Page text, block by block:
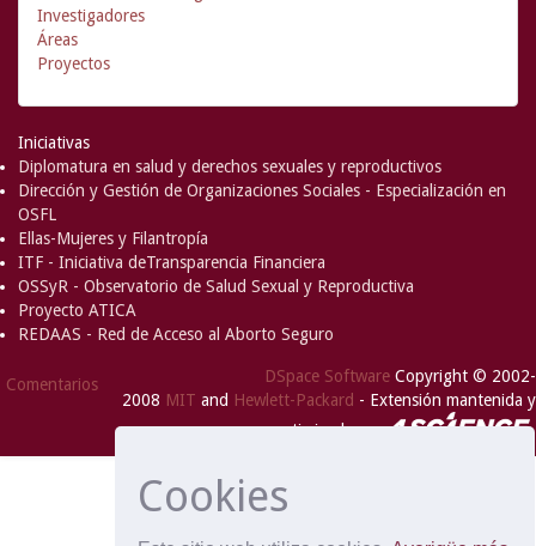
Cookies
Investigadores
Áreas
Proyectos
Iniciativas
Diplomatura en salud y derechos sexuales y reproductivos
Dirección y Gestión de Organizaciones Sociales - Especialización en
OSFL
Ellas-Mujeres y Filantropía
ITF - Iniciativa deTransparencia Financiera
OSSyR - Observatorio de Salud Sexual y Reproductiva
Proyecto ATICA
REDAAS - Red de Acceso al Aborto Seguro
Comentarios DSpace Software Copyright © 2002-
2008 MIT and Hewlett-Packard - Extensión mantenida y
optimizado por